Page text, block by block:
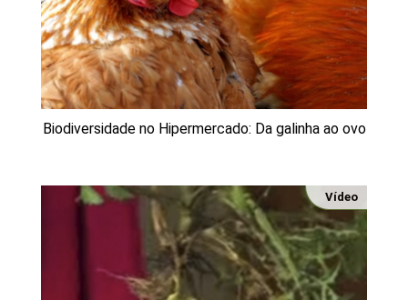
Biodiversidade no Hipermercado: Da galinha ao ovo
Vídeo